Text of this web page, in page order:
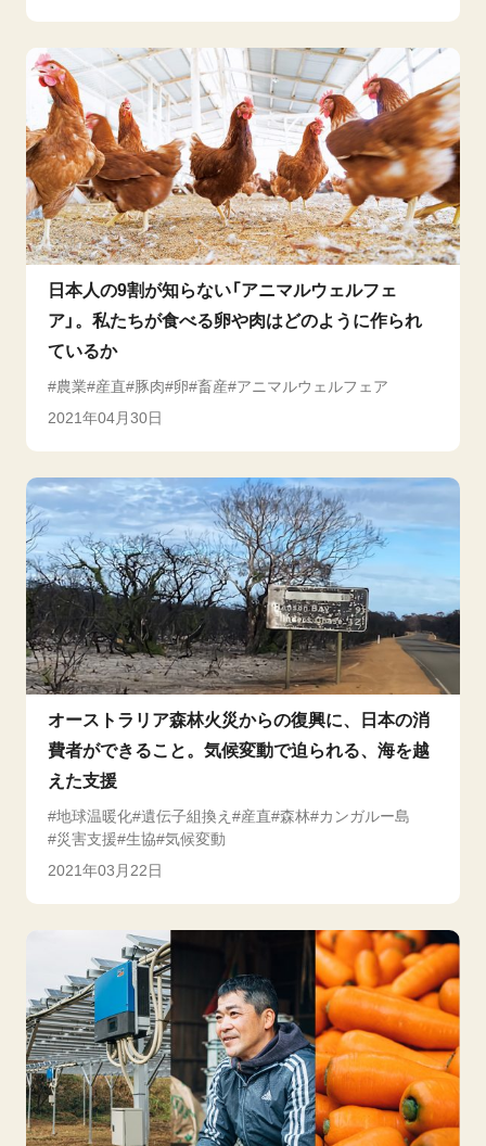
日本人の9割が知らない「アニマルウェルフェ
ア」。私たちが食べる卵や肉はどのように作られ
ているか
農業 産直 豚肉 卵 畜産 アニマルウェルフェア
2021年04月30日
オーストラリア森林火災からの復興に、日本の消
費者ができること。気候変動で迫られる、海を越
えた支援
地球温暖化 遺伝子組換え 産直 森林
カンガルー島
災害支援 生協 気候変動
2021年03月22日